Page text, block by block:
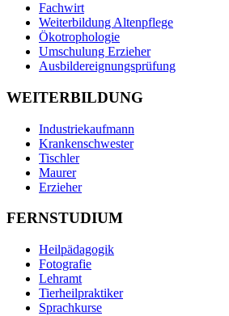
Fachwirt
Weiterbildung Altenpflege
Ökotrophologie
Umschulung Erzieher
Ausbildereignungsprüfung
WEITERBILDUNG
Industriekaufmann
Krankenschwester
Tischler
Maurer
Erzieher
FERNSTUDIUM
Heilpädagogik
Fotografie
Lehramt
Tierheilpraktiker
Sprachkurse